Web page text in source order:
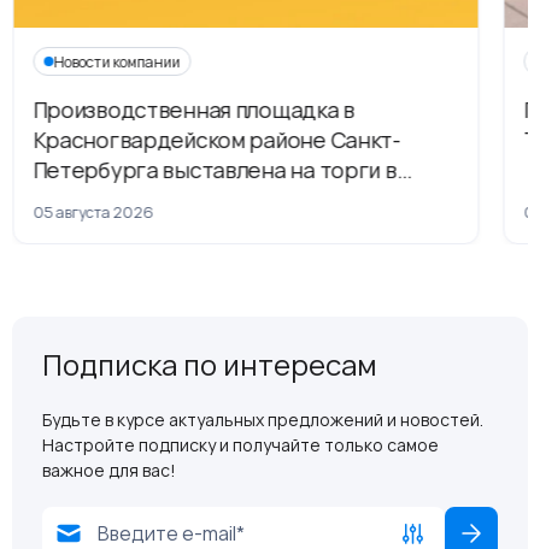
Новости компании
Производственная площадка в
Красногвардейском районе Санкт-
Петербурга выставлена на торги в
рамках приватизации
05 августа 2026
Подписка по интересам
Будьте в курсе актуальных предложений и новостей.
Настройте подписку и получайте только самое
важное для вас!